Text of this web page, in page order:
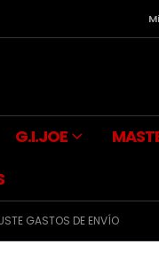
G.I.JOE
GASTOS DE ENVÍO